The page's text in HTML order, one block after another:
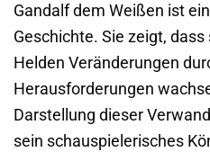
Gandalf dem Weißen ist
Geschichte. Sie zeigt,
Helden Veränderungen
Herausforderungen
Darstellung dieser
sein schauspielerisches